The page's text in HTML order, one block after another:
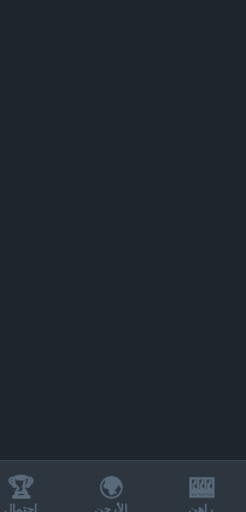
🏆
احتمال
🌍
الأرجن
🎰
راهن